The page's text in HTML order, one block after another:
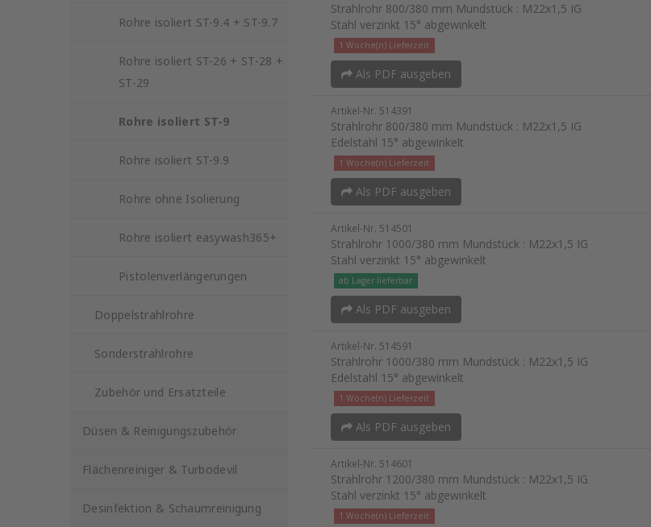
Rohre isoliert ST-9.4 + ST-9.7
Rohre isoliert ST-26 + ST-28 +
ST-29
Rohre isoliert ST-9
Rohre isoliert ST-9.9
Rohre ohne Isolierung
Rohre isoliert easywash365+
Pistolenverlängerungen
Doppelstrahlrohre
Sonderstrahlrohre
Zubehör und Ersatzteile
Düsen & Reinigungszubehör
Flächenreiniger & Turbodevil
Desinfektion & Schaumreinigung
Strahlrohr 800/380 mm Mundstück : M22x1,5 IG
Stahl verzinkt 15° abgewinkelt
1 Woche(n) Lieferzeit
Als PDF ausgeben
Artikel-Nr. 514391
Strahlrohr 800/380 mm Mundstück : M22x1,5 IG
Edelstahl 15° abgewinkelt
1 Woche(n) Lieferzeit
Als PDF ausgeben
Artikel-Nr. 514501
Strahlrohr 1000/380 mm Mundstück : M22x1,5 IG
Stahl verzinkt 15° abgewinkelt
ab Lager lieferbar
Als PDF ausgeben
Artikel-Nr. 514591
Strahlrohr 1000/380 mm Mundstück : M22x1,5 IG
Edelstahl 15° abgewinkelt
1 Woche(n) Lieferzeit
Als PDF ausgeben
Artikel-Nr. 514601
Strahlrohr 1200/380 mm Mundstück : M22x1,5 IG
Stahl verzinkt 15° abgewinkelt
1 Woche(n) Lieferzeit